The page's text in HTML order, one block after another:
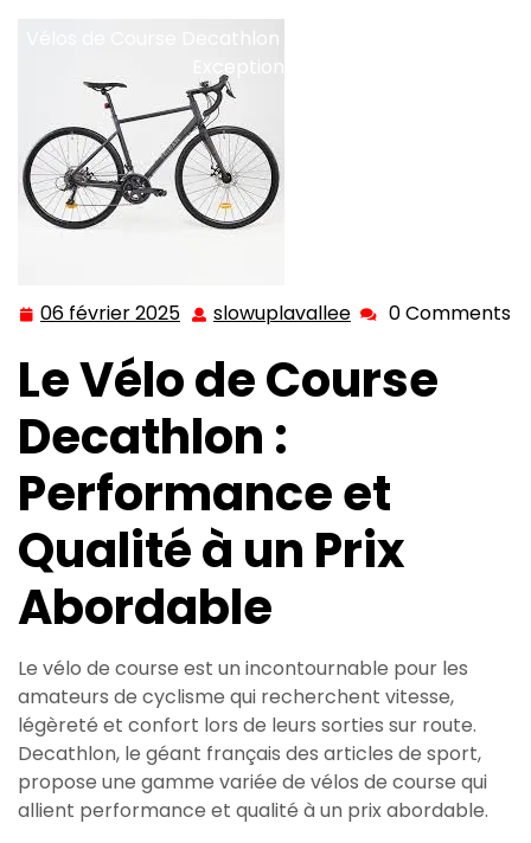
Vélos de Course Decathlon pour des Performances
Exceptionnelles
06 février 2025 06
2025
slowuplavallee slowuplavallee
0 Comments
Le Vélo de Course
Decathlon :
Performance et
Qualité à un Prix
Abordable
Le vélo de course est un incontournable pour les
amateurs de cyclisme qui recherchent vitesse,
légèreté et confort lors de leurs sorties sur route.
Decathlon, le géant français des articles de sport,
propose une gamme variée de vélos de course qui
allient performance et qualité à un prix abordable.